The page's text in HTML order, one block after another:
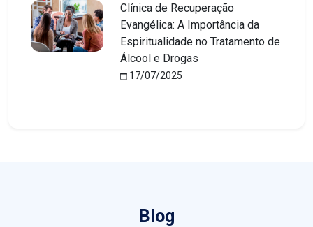
Clínica de Recuperação
Evangélica: A Importância da
Espiritualidade no Tratamento de
Álcool e Drogas
17/07/2025
Blog